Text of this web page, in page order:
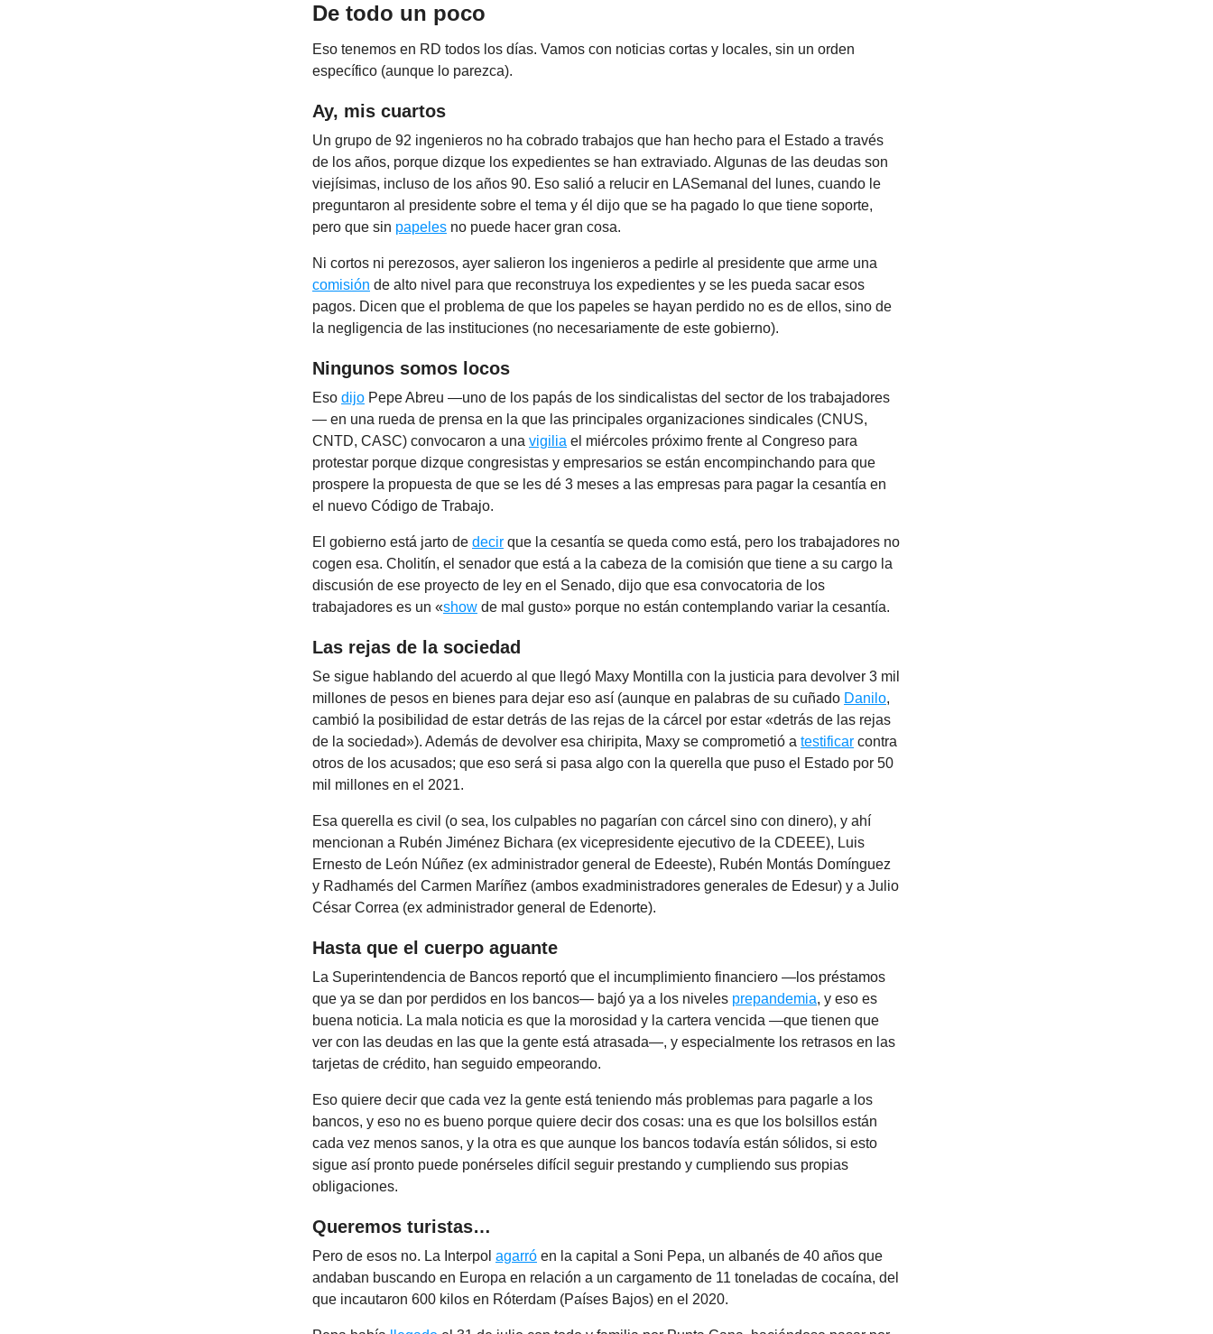
De todo un poco
Eso tenemos en RD todos los días. Vamos con noticias cortas y locales, sin un orden
específico (aunque lo parezca).
Ay, mis cuartos
Un grupo de 92 ingenieros no ha cobrado trabajos que han hecho para el Estado a través
de los años, porque dizque los expedientes se han extraviado. Algunas de las deudas son
viejísimas, incluso de los años 90. Eso salió a relucir en LASemanal del lunes, cuando le
preguntaron al presidente sobre el tema y él dijo que se ha pagado lo que tiene soporte,
pero que sin papeles no puede hacer gran cosa.
Ni cortos ni perezosos, ayer salieron los ingenieros a pedirle al presidente que arme una
comisión de alto nivel para que reconstruya los expedientes y se les pueda sacar esos
pagos. Dicen que el problema de que los papeles se hayan perdido no es de ellos, sino de
la negligencia de las instituciones (no necesariamente de este gobierno).
Ningunos somos locos
Eso dijo Pepe Abreu —uno de los papás de los sindicalistas del sector de los trabajadores
— en una rueda de prensa en la que las principales organizaciones sindicales (CNUS,
CNTD, CASC) convocaron a una vigilia el miércoles próximo frente al Congreso para
protestar porque dizque congresistas y empresarios se están encompinchando para que
prospere la propuesta de que se les dé 3 meses a las empresas para pagar la cesantía en
el nuevo Código de Trabajo.
El gobierno está jarto de decir que la cesantía se queda como está, pero los trabajadores no
cogen esa. Cholitín, el senador que está a la cabeza de la comisión que tiene a su cargo la
discusión de ese proyecto de ley en el Senado, dijo que esa convocatoria de los
trabajadores es un «show de mal gusto» porque no están contemplando variar la cesantía.
Las rejas de la sociedad
Se sigue hablando del acuerdo al que llegó Maxy Montilla con la justicia para devolver 3 mil
millones de pesos en bienes para dejar eso así (aunque en palabras de su cuñado Danilo,
cambió la posibilidad de estar detrás de las rejas de la cárcel por estar «detrás de las rejas
de la sociedad»). Además de devolver esa chiripita, Maxy se comprometió a testificar contra
otros de los acusados; que eso será si pasa algo con la querella que puso el Estado por 50
mil millones en el 2021.
Esa querella es civil (o sea, los culpables no pagarían con cárcel sino con dinero), y ahí
mencionan a Rubén Jiménez Bichara (ex vicepresidente ejecutivo de la CDEEE), Luis
Ernesto de León Núñez (ex administrador general de Edeeste), Rubén Montás Domínguez
y Radhamés del Carmen Maríñez (ambos exadministradores generales de Edesur) y a Julio
César Correa (ex administrador general de Edenorte).
Hasta que el cuerpo aguante
La Superintendencia de Bancos reportó que el incumplimiento financiero —los préstamos
que ya se dan por perdidos en los bancos— bajó ya a los niveles prepandemia, y eso es
buena noticia. La mala noticia es que la morosidad y la cartera vencida —que tienen que
ver con las deudas en las que la gente está atrasada—, y especialmente los retrasos en las
tarjetas de crédito, han seguido empeorando.
Eso quiere decir que cada vez la gente está teniendo más problemas para pagarle a los
bancos, y eso no es bueno porque quiere decir dos cosas: una es que los bolsillos están
cada vez menos sanos, y la otra es que aunque los bancos todavía están sólidos, si esto
sigue así pronto puede ponérseles difícil seguir prestando y cumpliendo sus propias
obligaciones.
Queremos turistas…
Pero de esos no. La Interpol agarró en la capital a Soni Pepa, un albanés de 40 años que
andaban buscando en Europa en relación a un cargamento de 11 toneladas de cocaína, del
que incautaron 600 kilos en Róterdam (Países Bajos) en el 2020.